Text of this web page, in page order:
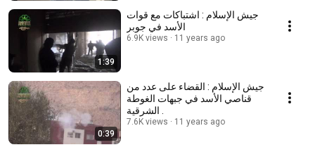
1:39
جيش الإسلام : اشتباكات مع قوات
الأسد في جوبر
6.9K views 11 years ago
0:39
جيش الإسلام : القضاء على عدد من
قناصي الأسد في جبهات الغوطة
7.6K views 11 years ago